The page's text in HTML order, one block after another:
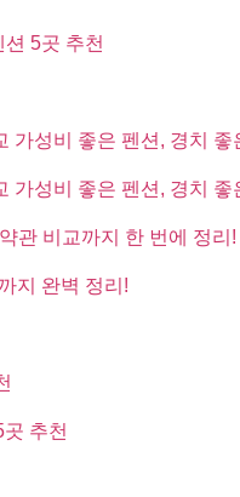
5곳 추천
가성비 좋은 펜션, 경치 좋
가성비 좋은 펜션, 경치 좋
관 비교까지 한 번에 정리!
지 완벽 정리!
추천